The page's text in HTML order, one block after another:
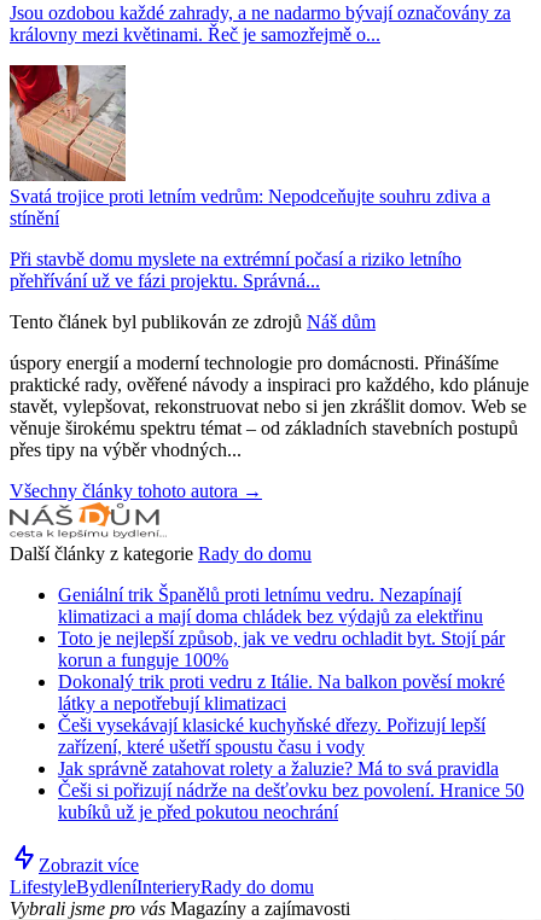
Jsou ozdobou každé zahrady, a ne nadarmo bývají označovány za
královny mezi květinami. Řeč je samozřejmě o...
Svatá trojice proti letním vedrům: Nepodceňujte souhru zdiva a
stínění
Při stavbě domu myslete na extrémní počasí a riziko letního
přehřívání už ve fázi projektu. Správná...
Tento článek byl publikován ze zdrojů Náš dům
úspory energií a moderní technologie pro domácnosti. Přinášíme
praktické rady, ověřené návody a inspiraci pro každého, kdo plánuje
stavět, vylepšovat, rekonstruovat nebo si jen zkrášlit domov. Web se
věnuje širokému spektru témat – od základních stavebních postupů
přes tipy na výběr vhodných...
Všechny články tohoto autora →
Další články z kategorie Rady do domu
Geniální trik Španělů proti letnímu vedru. Nezapínají
klimatizaci a mají doma chládek bez výdajů za elektřinu
Toto je nejlepší způsob, jak ve vedru ochladit byt. Stojí pár
korun a funguje 100%
Dokonalý trik proti vedru z Itálie. Na balkon pověsí mokré
látky a nepotřebují klimatizaci
Češi vysekávají klasické kuchyňské dřezy. Pořizují lepší
zařízení, které ušetří spoustu času i vody
Jak správně zatahovat rolety a žaluzie? Má to svá pravidla
Češi si pořizují nádrže na dešťovku bez povolení. Hranice 50
kubíků už je před pokutou neochrání
Zobrazit více
LifestyleBydleníInterieryRady do domu
Vybrali jsme pro vás Magazíny a zajímavosti